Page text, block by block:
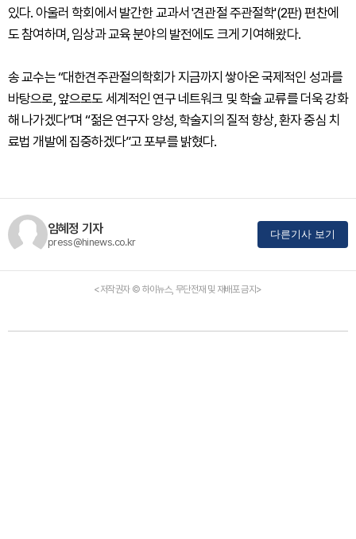
있다. 아울러 학회에서 발간한 교과서 '견관절 주관절학'(2판) 편찬에
도 참여하며, 임상과 교육 분야의 발전에도 크게 기여해왔다.
송 교수는 “대한견주관절의학회가 지금까지 쌓아온 국제적인 성과를
바탕으로, 앞으로도 세계적인 연구 네트워크 및 학술 교류를 더욱 강화
해 나가겠다”며 “젊은 연구자 양성, 학술지의 질적 향상, 환자 중심 치
료법 개발에 집중하겠다”고 포부를 밝혔다.
임혜정 기자
press@hinews.co.kr
다른기사 보기
<저작권자 © 하이뉴스, 무단전재 및 재배포 금지>